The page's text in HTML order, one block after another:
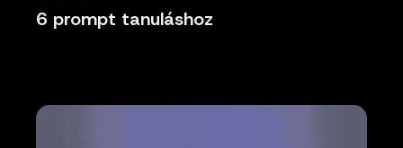
6 prompt tanuláshoz